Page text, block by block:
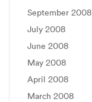
September 2008
July 2008
June 2008
May 2008
April 2008
March 2008